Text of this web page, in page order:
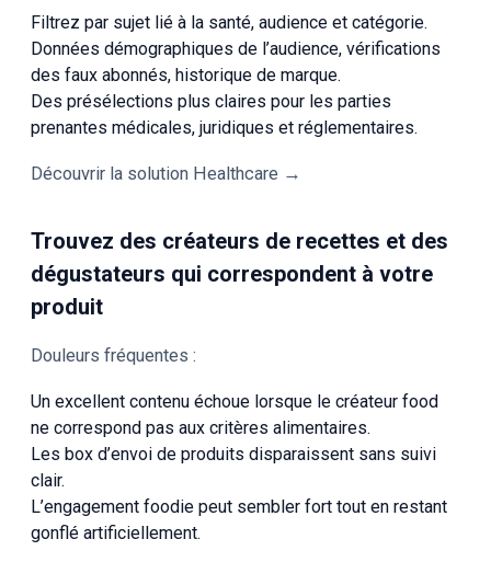
Filtrez par sujet lié à la santé, audience et catégorie.
Données démographiques de l’audience, vérifications
des faux abonnés, historique de marque.
Des présélections plus claires pour les parties
prenantes médicales, juridiques et réglementaires.
Découvrir la solution Healthcare →
Trouvez des créateurs de recettes et des
dégustateurs qui correspondent à votre
produit
Douleurs fréquentes :
Un excellent contenu échoue lorsque le créateur food
ne correspond pas aux critères alimentaires.
Les box d’envoi de produits disparaissent sans suivi
clair.
L’engagement foodie peut sembler fort tout en restant
gonflé artificiellement.